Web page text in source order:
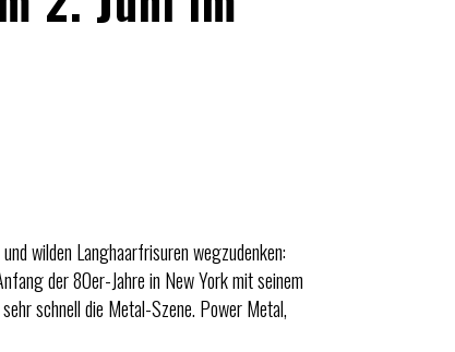
wilden Langhaarfrisuren wegzudenken:
der 80er-Jahre in New York mit seinem
schnell die Metal-Szene. Power Metal,